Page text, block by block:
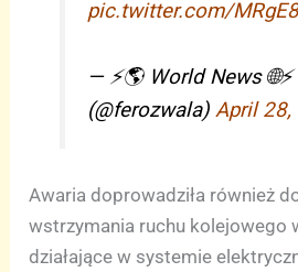
pic.twitter.com/
— ⚡️🌎 World News 🌐⚡️
(@ferozwala)April 28,
Awaria doprowadziła również
wstrzymania ruchu kolejowego
działające w systemie